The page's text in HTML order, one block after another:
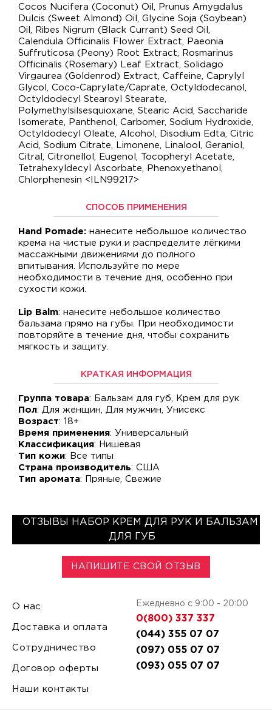
Cocos Nucifera (Coconut) Oil, Prunus Amygdalus
Dulcis (Sweet Almond) Oil, Glycine Soja (Soybean)
Oil, Ribes Nigrum (Black Currant) Seed Oil,
Calendula Officinalis Flower Extract, Paeonia
Suffruticosa (Peony) Root Extract, Rosmarinus
Officinalis (Rosemary) Leaf Extract, Solidago
Virgaurea (Goldenrod) Extract, Caffeine, Caprylyl
Glycol, Coco-Caprylate/Caprate, Octyldodecanol,
Octyldodecyl Stearoyl Stearate,
Polymethylsilsesquioxane, Stearic Acid, Saccharide
Isomerate, Panthenol, Carbomer, Sodium Hydroxide,
Octyldodecyl Oleate, Alcohol, Disodium Edta, Citric
Acid, Sodium Citrate, Limonene, Linalool, Geraniol,
Citral, Citronellol, Eugenol, Tocopheryl Acetate,
Tetrahexyldecyl Ascorbate, Phenoxyethanol,
Chlorphenesin <ILN99217>
СПОСОБ ПРИМЕНЕНИЯ
Hand Pomade: нанесите небольшое количество
крема на чистые руки и распределите лёгкими
массажными движениями до полного
впитывания. Используйте по мере
необходимости в течение дня, особенно при
сухости кожи.
Lip Balm: нанесите небольшое количество
бальзама прямо на губы. При необходимости
повторяйте в течение дня, чтобы сохранить
мягкость и защиту.
КРАТКАЯ ИНФОРМАЦИЯ
Группа товара: Бальзам для губ, Крем для рук
Пол: Для женщин, Для мужчин, Унисекс
Возраст: 18+
Время применения: Универсальный
Классификация: Нишевая
Тип кожи: Все типы
Страна производитель: США
Тип аромата: Пряные, Свежие
ОТЗЫВЫ НАБОР КРЕМ ДЛЯ РУК И БАЛЬЗАМ
ДЛЯ ГУБ
НАПИШИТЕ СВОЙ ОТЗЫВ
О нас
Доставка и оплата
Сотрудничество
Договор оферты
Наши контакты
Ежедневно с 9:00 - 20:00
0(800) 337 337
(044) 355 07 07
(097) 055 07 07
(093) 055 07 07